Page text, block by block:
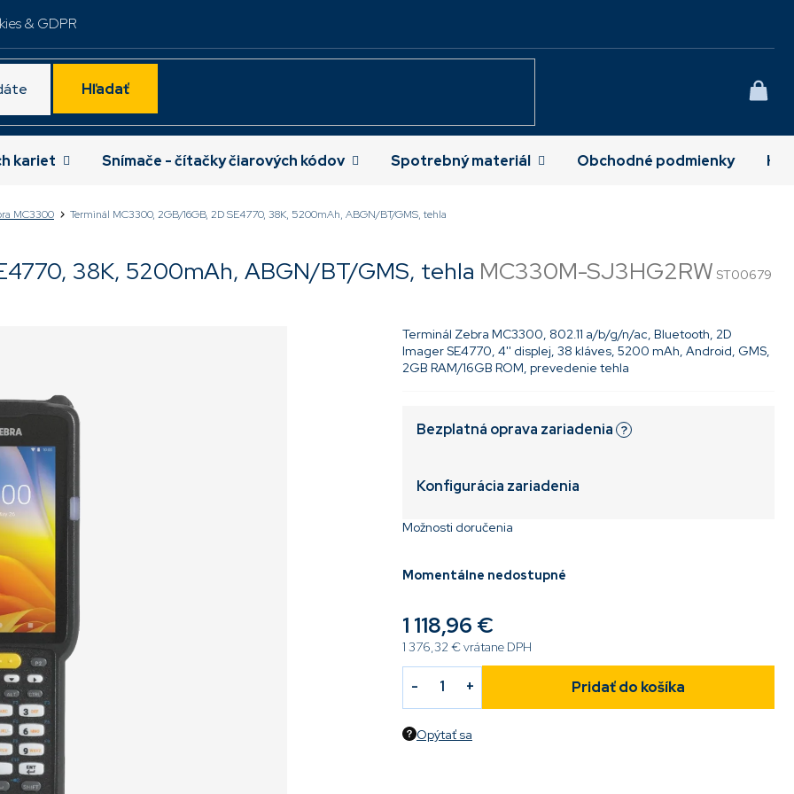
& GDPR
Hľadať
kariet Snímače - čítačky čiarových kódov Spotrebný materiál Obchodné podmienky
MC3300 Terminál MC3300, 2GB/16GB, 2D SE4770, 38K, 5200mAh, ABGN/BT/GMS, tehla
38K, 5200mAh, ABGN/BT/GMS, tehla MC330M-SJ3HG2RW ST00679
1 118,96 €
1 376,32 €vrátane DPH
Momentálne nedostupné
Bezplatná oprava zariadenia ?
Konfigurácia zariadenia
Možnosti doručenia
Pridať do košíka
Terminál Zebra MC3300, 802.11 a/b/g/n/ac, Bluetooth, 2D
Imager SE4770, 4'' displej, 38 kláves, 5200 mAh, Android, GMS,
2GB RAM/16GB ROM, prevedenie tehla
Opýtať sa